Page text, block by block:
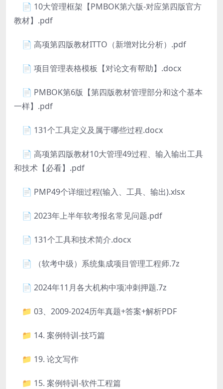
📄 10大管理框架【PMBOK第六版-对应第四版官方
教材】.pdf
📄 高项第四版教材ITTO（新增对比分析）.pdf
📄 项目管理表格模板【对论文有帮助】.docx
📄 PMBOK第6版【第四版教材管理部分和这个基本
一样】.pdf
📄 131个工具定义及属于哪些过程.docx
📄 高项第四版教材10大管理49过程、输入输出工具
和技术【必看】.pdf
📄 PMP49个详细过程(输入、工具、输出).xlsx
📄 2023年上半年软考报名常见问题.pdf
📄 131个工具和技术简介.docx
📄 （软考中级）系统集成项目管理工程师.7z
📄 2024年11月各大机构中项冲刺押题.7z
📁 03、2009-2024历年真题+答案+解析PDF
📁 14. 案例特训-技巧篇
📁 19. 论文写作
📁 15. 案例特训-软件工程篇